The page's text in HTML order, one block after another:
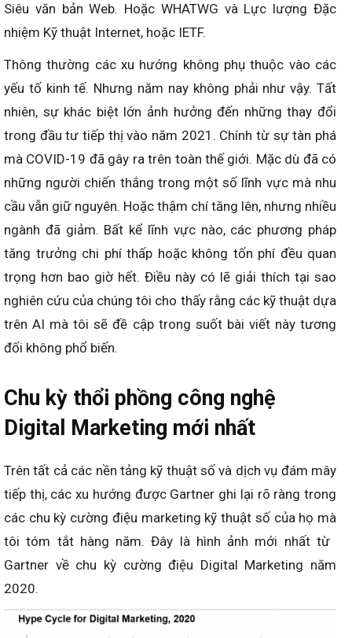
Siêu văn bản Web. Hoặc WHATWG và Lực lượng Đặc
nhiệm Kỹ thuật Internet, hoặc IETF.
Thông thường các xu hướng không phụ thuộc vào các
yếu tố kinh tế. Nhưng năm nay không phải như vậy. Tất
nhiên, sự khác biệt lớn ảnh hưởng đến những thay đổi
trong đầu tư tiếp thị vào năm 2021. Chính từ sự tàn phá
mà COVID-19 đã gây ra trên toàn thế giới. Mặc dù đã có
những người chiến thắng trong một số lĩnh vực mà nhu
cầu vẫn giữ nguyên. Hoặc thậm chí tăng lên, nhưng nhiều
ngành đã giảm. Bất kể lĩnh vực nào, các phương pháp
tăng trưởng chi phí thấp hoặc không tốn phí đều quan
trọng hơn bao giờ hết. Điều này có lẽ giải thích tại sao
nghiên cứu của chúng tôi cho thấy rằng các kỹ thuật dựa
trên AI mà tôi sẽ đề cập trong suốt bài viết này tương
đối không phổ biến.
Chu kỳ thổi phồng công nghệ
Digital Marketing mới nhất
Trên tất cả các nền tảng kỹ thuật số và dịch vụ đám mây
tiếp thị, các xu hướng được Gartner ghi lại rõ ràng trong
các chu kỳ cường điệu marketing kỹ thuật số của họ mà
tôi tóm tắt hàng năm. Đây là hình ảnh mới nhất từ ​​
Gartner về chu kỳ cường điệu Digital Marketing năm
2020.